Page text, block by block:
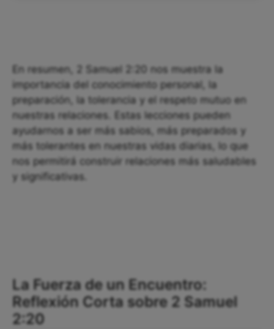
En resumen, 2 Samuel 2:20 nos muestra la
importancia del conocimiento personal, la
preparación, la tolerancia y el respeto mutuo en
nuestras relaciones. Estas lecciones pueden
ayudarnos a ser más sabios, más preparados y
más tolerantes en nuestras vidas diarias, lo que
nos permitirá construir relaciones más saludables
y significativas.
La Fuerza de un Encuentro:
Reflexión Corta sobre 2 Samuel
2:20